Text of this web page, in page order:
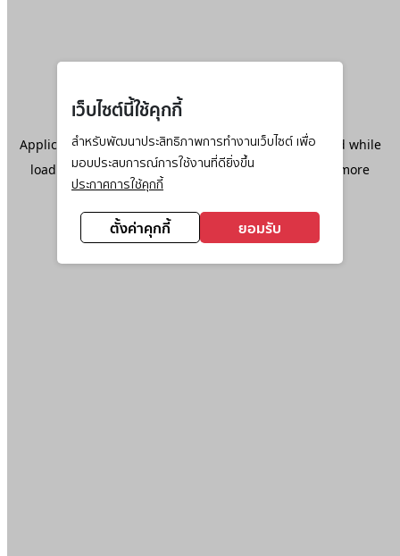
เว็บไซต์นี้ใช้คุกกี้
สำหรับพัฒนาประสิทธิภาพการทำงานเว็บไซต์ เพื่อ
มอบประสบการณ์การใช้งานที่ดียิ่งขึ้น
ประกาศการใช้คุกกี้
ตั้งค่าคุกกี้ ยอมรับ
Application error: aclient-side exception has occurred while
loadingwww.ktc.co.th(see the browser console
for more
information).